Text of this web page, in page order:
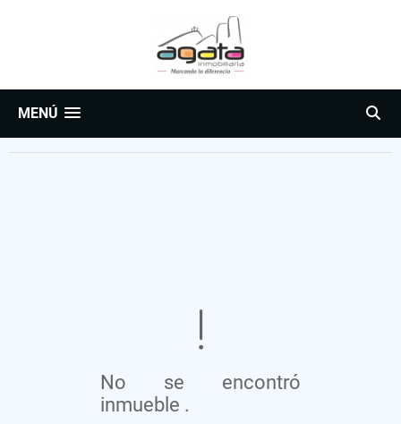
MENÚ
No se encontró
inmueble .